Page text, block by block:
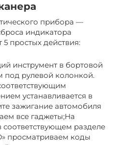
прибора —
индикатора
5 простых действия:
инструмент в бортовой
под рулевой колонкой.
устанавливается в
зажигание автомобиля
все гаджеты;На
соответствующем разделе
просматриваем коды